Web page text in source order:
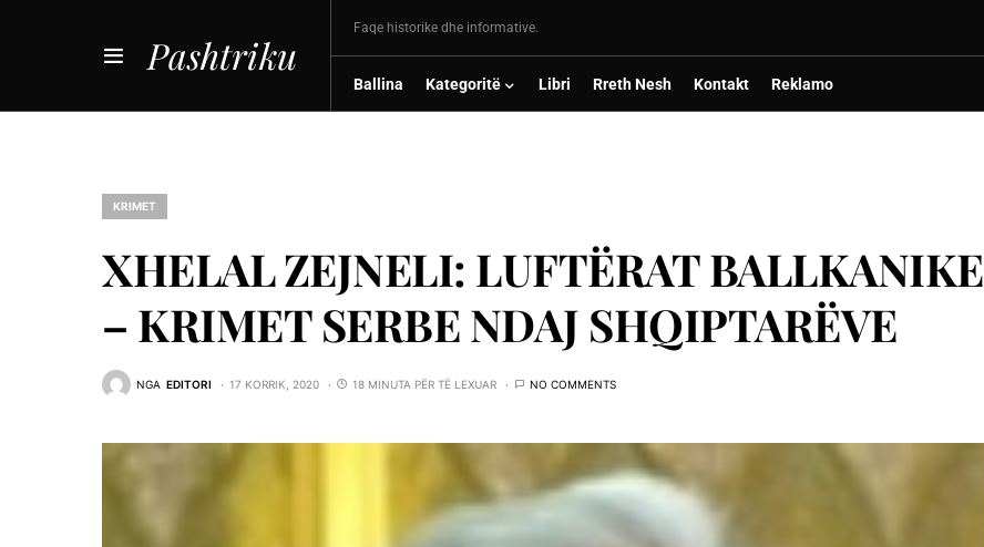
Pashtriku
Faqe historike dhe informative.
Ballina Kategoritë Libri Rreth Nesh Kontakt Reklamo
KRIMET
XHELAL ZEJNELI: LUFTËRAT BALLKANIKE
– KRIMET SERBE NDAJ SHQIPTARËVE
NGA EDITORI 17 KORRIK, 2020 18 MINUTA PËR TË LEXUAR NO COMMENTS